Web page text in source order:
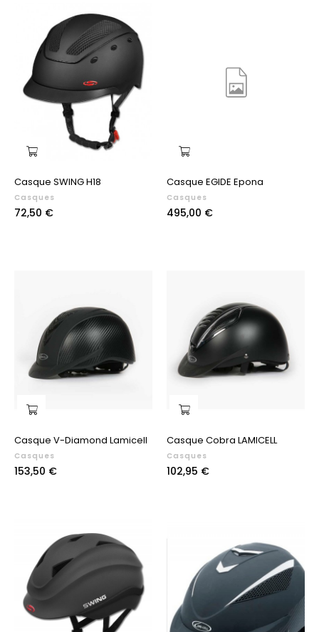
Casque SWING H18
Casques
Prix
72,50 €
Casque EGIDE Epona
Casques
Prix
495,00 €
Casque V-Diamond Lamicell
Casques
Prix
153,50 €
Casque Cobra LAMICELL
Casques
Prix
102,95 €